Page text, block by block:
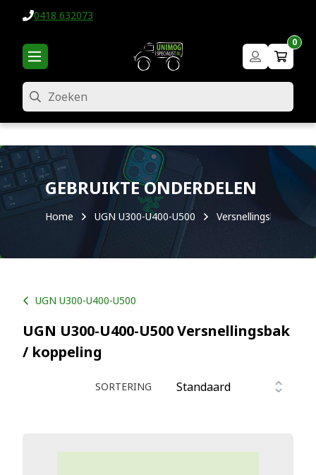
0418 632073
0
Zoeken
GEBRUIKTE ONDERDELEN
Home UGN U300-U400-U500 Versnellingsbak /
UGN U300-U400-U500
UGN U300-U400-U500Versnellingsbak
/ koppeling
SORTERING